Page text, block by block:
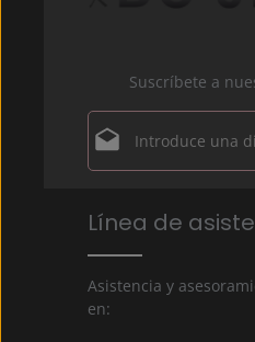
Suscríbete a
Dirección de correo
Al seleccionar
Los campos
Línea de
Asistencia y
en: